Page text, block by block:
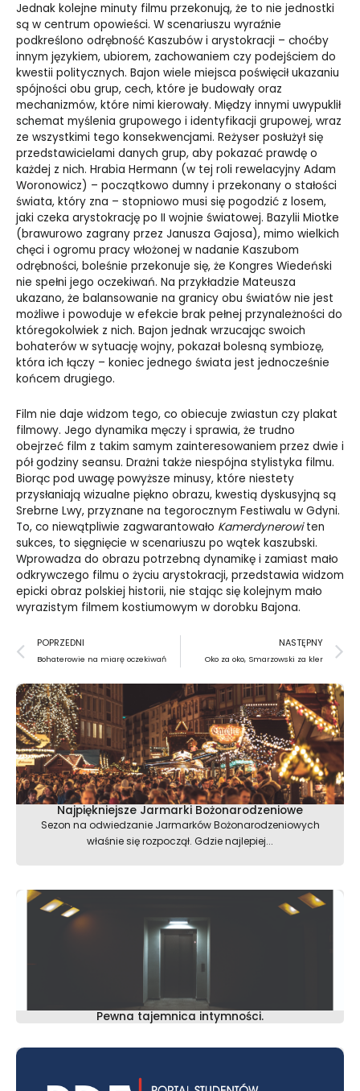
Jednak kolejne minuty filmu przekonują, że to nie jednostki
są w centrum opowieści. W scenariuszu wyraźnie
podkreślono odrębność Kaszubów i arystokracji – choćby
innym językiem, ubiorem, zachowaniem czy podejściem do
kwestii politycznych. Bajon wiele miejsca poświęcił ukazaniu
spójności obu grup, cech, które je budowały oraz
mechanizmów, które nimi kierowały. Między innymi uwypuklił
schemat myślenia grupowego i identyfikacji grupowej, wraz
ze wszystkimi tego konsekwencjami. Reżyser posłużył się
przedstawicielami danych grup, aby pokazać prawdę o
każdej z nich. Hrabia Hermann (w tej roli rewelacyjny Adam
Woronowicz) – początkowo dumny i przekonany o stałości
świata, który zna – stopniowo musi się pogodzić z losem,
jaki czeka arystokrację po II wojnie światowej. Bazylii Miotke
(brawurowo zagrany przez Janusza Gajosa), mimo wielkich
chęci i ogromu pracy włożonej w nadanie Kaszubom
odrębności, boleśnie przekonuje się, że Kongres Wiedeński
nie spełni jego oczekiwań. Na przykładzie Mateusza
ukazano, że balansowanie na granicy obu światów nie jest
możliwe i powoduje w efekcie brak pełnej przynależności do
któregokolwiek z nich. Bajon jednak wrzucając swoich
bohaterów w sytuację wojny, pokazał bolesną symbiozę,
która ich łączy – koniec jednego świata jest jednocześnie
końcem drugiego.
Film nie daje widzom tego, co obiecuje zwiastun czy plakat
filmowy. Jego dynamika męczy i sprawia, że trudno
obejrzeć film z takim samym zainteresowaniem przez dwie i
pół godziny seansu. Drażni także niespójna stylistyka filmu.
Biorąc pod uwagę powyższe minusy, które niestety
przysłaniają wizualne piękno obrazu, kwestią dyskusyjną są
Srebrne Lwy, przyznane na tegorocznym Festiwalu w Gdyni.
To, co niewątpliwie zagwarantowało Kamerdynerowiten
sukces, to sięgnięcie w scenariuszu po wątek kaszubski.
Wprowadza do obrazu potrzebną dynamikę i zamiast mało
odkrywczego filmu o życiu arystokracji, przedstawia widzom
epicki obraz polskiej historii, nie stając się kolejnym mało
wyrazistym filmem kostiumowym w dorobku Bajona.
Prev
POPRZEDNI
Bohaterowie na miarę oczekiwań
NASTĘPNY
Oko za oko, Smarzowski za kler
Najpiękniejsze Jarmarki Bożonarodzeniowe
Sezon na odwiedzanie Jarmarków Bożonarodzeniowych
właśnie się rozpoczął. Gdzie najlepiej...
Pewna tajemnica intymności.